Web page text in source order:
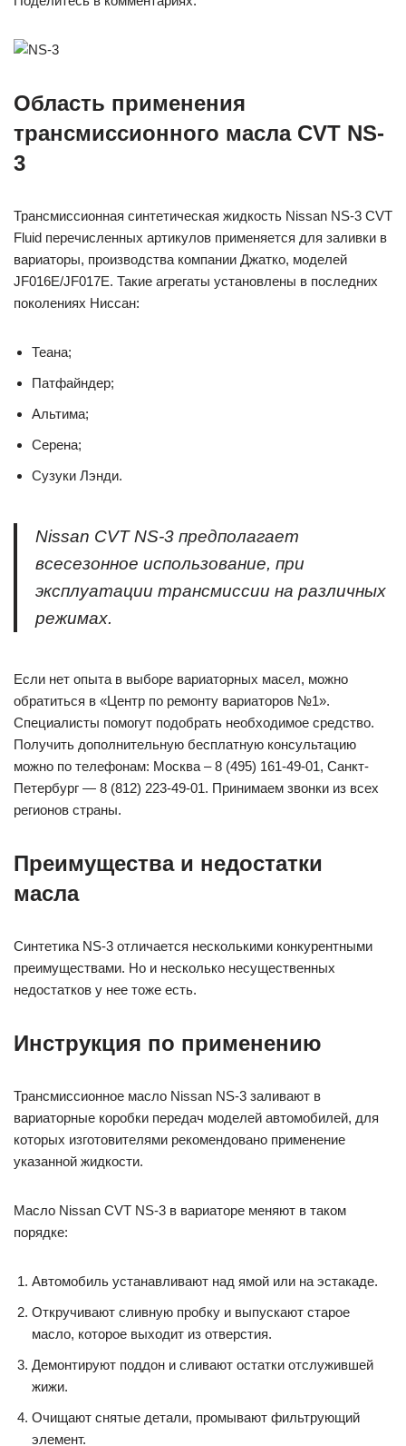
Область применения
трансмиссионного масла CVT NS-
3
Трансмиссионная синтетическая жидкость Nissan NS-3 CVT
Fluid перечисленных артикулов применяется для заливки в
вариаторы, производства компании Джатко, моделей
JF016E/JF017E. Такие агрегаты установлены в последних
поколениях Ниссан:
Теана;
Патфайндер;
Альтима;
Серена;
Сузуки Лэнди.
Nissan CVT NS-3 предполагает
всесезонное использование, при
эксплуатации трансмиссии на различных
режимах.
Если нет опыта в выборе вариаторных масел, можно
обратиться в «Центр по ремонту вариаторов №1».
Специалисты помогут подобрать необходимое средство.
Получить дополнительную бесплатную консультацию
можно по телефонам: Москва – 8 (495) 161-49-01, Санкт-
Петербург — 8 (812) 223-49-01. Принимаем звонки из всех
регионов страны.
Преимущества и недостатки
масла
Синтетика NS-3 отличается несколькими конкурентными
преимуществами. Но и несколько несущественных
недостатков у нее тоже есть.
Инструкция по применению
Трансмиссионное масло Nissan NS-3 заливают в
вариаторные коробки передач моделей автомобилей, для
которых изготовителями рекомендовано применение
указанной жидкости.
Масло Nissan CVT NS-3 в вариаторе меняют в таком
порядке:
Автомобиль устанавливают над ямой или на эстакаде.
Откручивают сливную пробку и выпускают старое
масло, которое выходит из отверстия.
Демонтируют поддон и сливают остатки отслужившей
жижи.
Очищают снятые детали, промывают фильтрующий
элемент.